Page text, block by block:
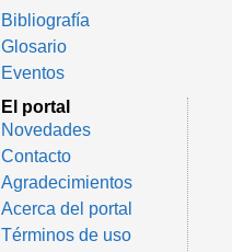
Bibliografía
Glosario
Eventos
El portal
Novedades
Contacto
Agradecimientos
Acerca del portal
Términos de uso